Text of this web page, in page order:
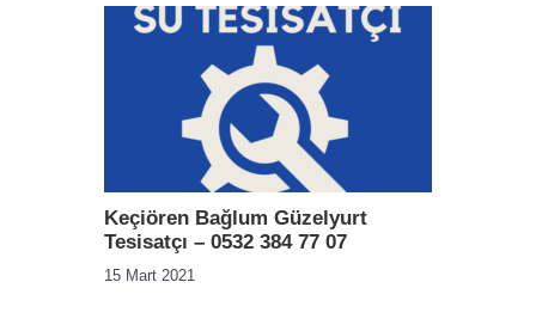
Keçiören Bağlum Güzelyurt
Tesisatçı – 0532 384 77 07
15 Mart 2021